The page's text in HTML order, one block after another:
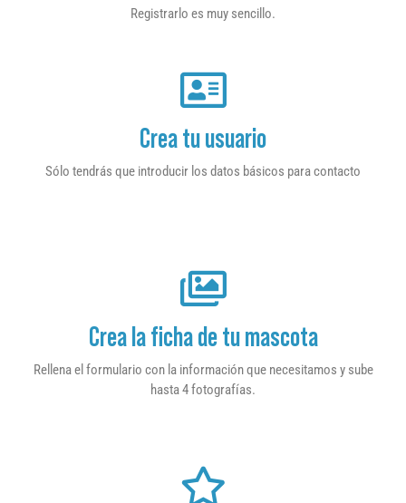
Registrarlo es muy sencillo.
Crea tu usuario
Sólo tendrás que introducir los datos básicos para contacto
Crea la ficha de tu mascota
Rellena el formulario con la información que necesitamos y sube
hasta 4 fotografías.